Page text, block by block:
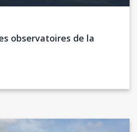
observatoires de la